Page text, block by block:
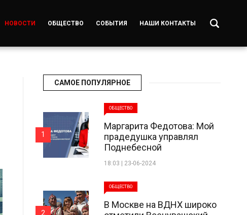
НОВОСТИ ОБЩЕСТВО СОБЫТИЯ НАШИ КОНТАКТЫ
САМОЕ ПОПУЛЯРНОЕ
ОБЩЕСТВО
Маргарита Федотова: Мой
прадедушка управлял
Поднебесной
18:03 | 23-06-2024
1
ОБЩЕСТВО
В Москве на ВДНХ широко
2